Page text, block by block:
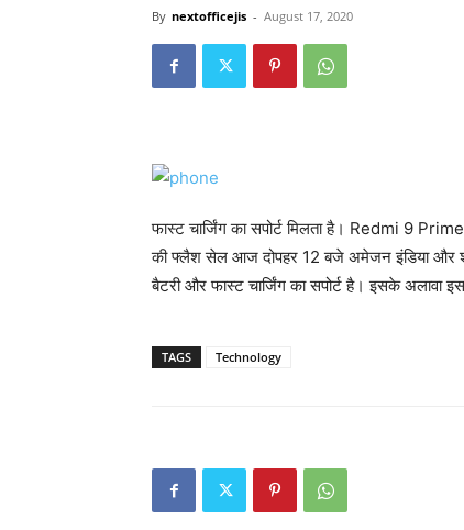
By nextofficejis - August 17, 2020
फास्ट चार्जिंग का सपोर्ट मिलता है। Redmi 9
की फ्लैश सेल आज दोपहर 12 बजे अमेजन इंडिया और
बैटरी और फास्ट चार्जिंग का सपोर्ट है। इसके
TAGS Technology